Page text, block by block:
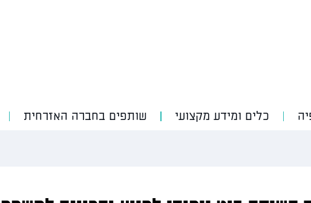
כלים ומידע מקצועי שותפים בחברה האזרחית